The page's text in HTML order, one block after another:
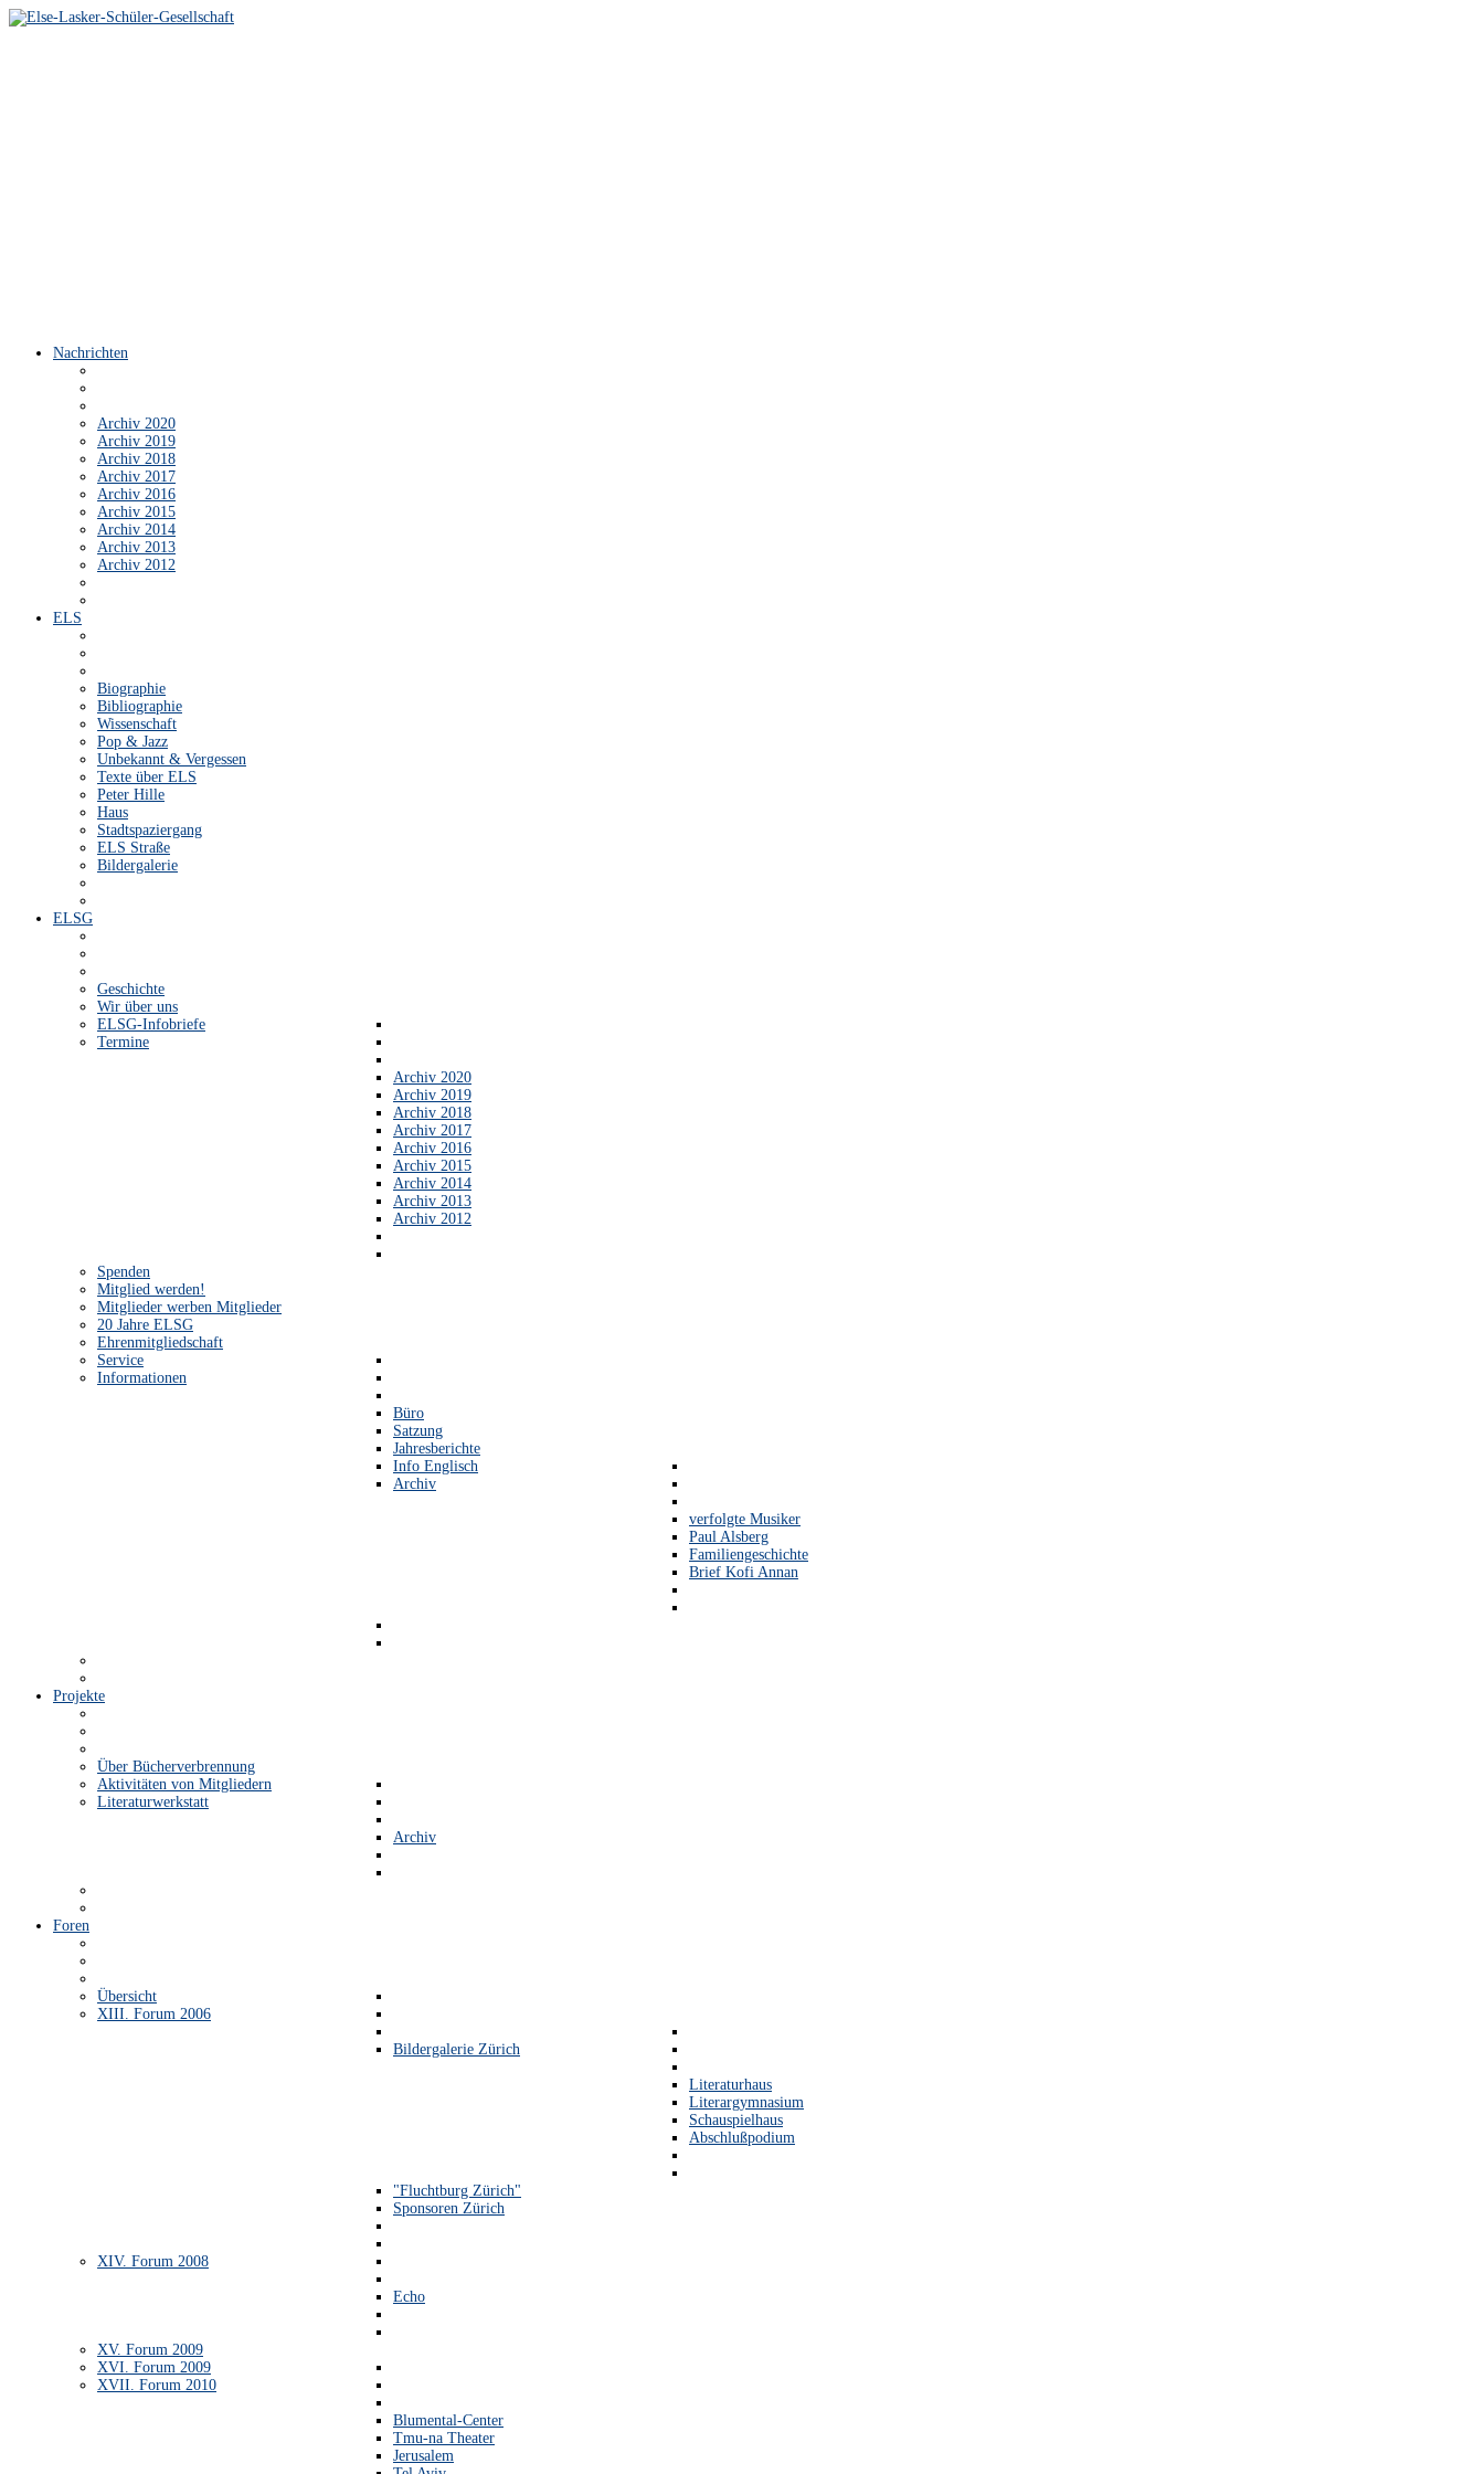
Nachrichten
Archiv 2020
Archiv 2019
Archiv 2018
Archiv 2017
Archiv 2016
Archiv 2015
Archiv 2014
Archiv 2013
Archiv 2012
ELS
Biographie
Bibliographie
Wissenschaft
Pop & Jazz
Unbekannt & Vergessen
Texte über ELS
Peter Hille
Haus
Stadtspaziergang
ELS Straße
Bildergalerie
ELSG
Geschichte
Wir über uns
ELSG-Infobriefe
Termine
Archiv 2020
Archiv 2019
Archiv 2018
Archiv 2017
Archiv 2016
Archiv 2015
Archiv 2014
Archiv 2013
Archiv 2012
Spenden
Mitglied werden!
Mitglieder werben Mitglieder
20 Jahre ELSG
Ehrenmitgliedschaft
Service
Informationen
Büro
Satzung
Jahresberichte
Info Englisch
Archiv
verfolgte Musiker
Paul Alsberg
Familiengeschichte
Brief Kofi Annan
Projekte
Über Bücherverbrennung
Aktivitäten von Mitgliedern
Literaturwerkstatt
Archiv
Foren
Übersicht
XIII. Forum 2006
Bildergalerie Zürich
Literaturhaus
Literargymnasium
Schauspielhaus
Abschlußpodium
"Fluchtburg Zürich"
Sponsoren Zürich
XIV. Forum 2008
Echo
XV. Forum 2009
XVI. Forum 2009
XVII. Forum 2010
Blumental-Center
Tmu-na Theater
Jerusalem